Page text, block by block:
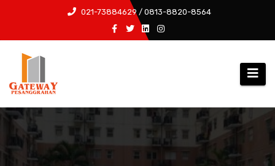
content
021-73884629 / 0813-8820-8564